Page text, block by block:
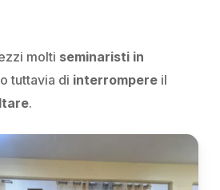
molti seminaristi in
tuttavia di interrompere il
.